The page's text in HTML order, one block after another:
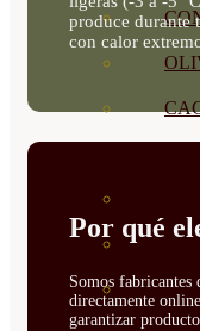
produce durante
con calor
Por qué
Somos fabricantes
directamente
garantizar